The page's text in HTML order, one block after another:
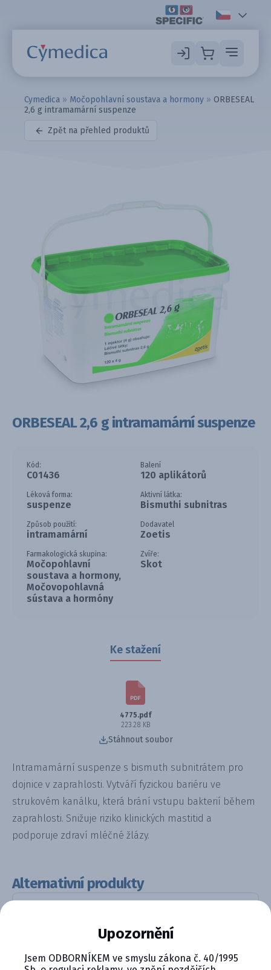
Cymedica » Močopohlavní soustava a hormony » ORBESEAL
2,6 g intramamární suspenze
Zpět na přehled produktů
ORBESEAL 2,6 g intramamární suspenze
Kód:
C01436
Balení
120 aplikátorů
Léková forma:
suspenze
Aktivní látka:
Bismuthi subnitras
Způsob použití:
intramamární
Dodavatel
Zoetis
Farmakologická skupina:
Močopohlavní
soustava a hormony,
Močovopohlavná
sústava a hormóny
Zvíře:
Skot
Ke stažení
4775.pdf
223.28 KB
Stáhnout soubor
Intramamární suspenze s bismuth subnitrátem pro
dojnice v zaprahlosti. Vytváří fyzickou bariéru ve
strukovém kanálku, která brání vstupu bakterií během
zaprahlosti. Snižuje riziko klinických mastitid a
podporuje zdraví mléčné žlázy.
Alternativní produkty
Upozornění
Jsem ODBORNÍKEM ve smyslu zákona č. 40/1995